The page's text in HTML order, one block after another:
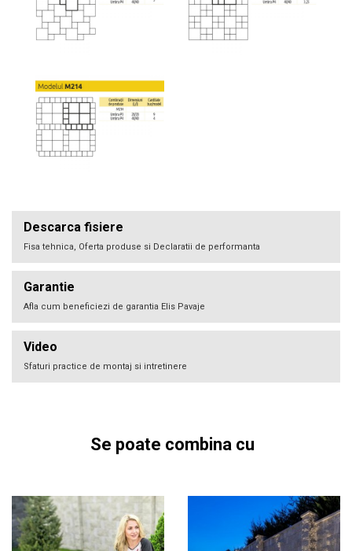
Descarca fisiere
Fisa tehnica, Oferta produse si Declaratii de performanta
Garantie
Afla cum beneficiezi de garantia Elis Pavaje
Video
Sfaturi practice de montaj si intretinere
Se poate combina cu